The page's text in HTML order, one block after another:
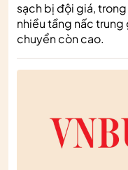
sạch bị đội giá,
nhiều tầng nấc
chuyển còn cao.